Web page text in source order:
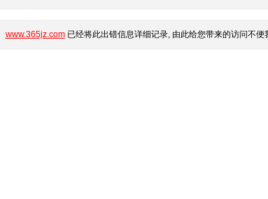
www.365jz.com已经将此出错信息详细记录, 由此给您带来的访问不便